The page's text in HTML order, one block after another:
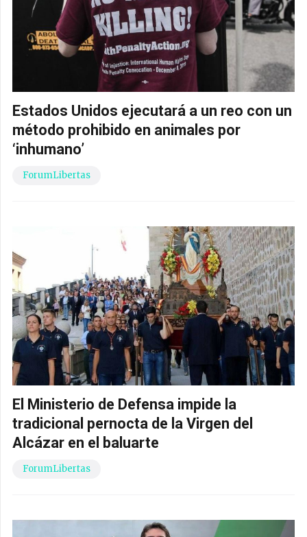
Estados Unidos ejecutará a un reo con un
método prohibido en animales por
‘inhumano’
ForumLibertas
El Ministerio de Defensa impide la
tradicional pernocta de la Virgen del
Alcázar en el baluarte
ForumLibertas